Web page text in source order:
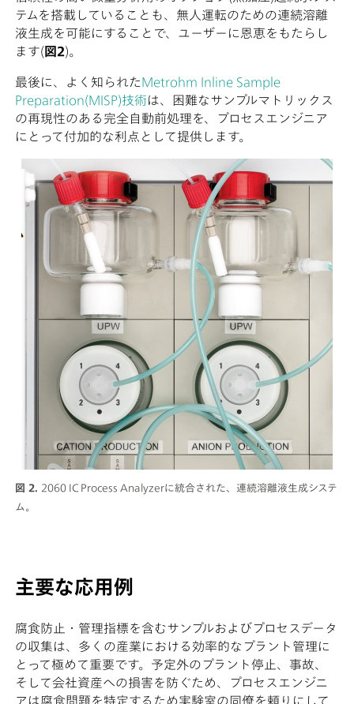
図 2. 2060 IC Process Analyzerに統合された、連続溶離液生成システ
ム。
テムを搭載していることも、無人運転のための連続溶離
液生成を可能にすることで、ユーザーに恩恵をもたらし
ます( 図2)。
最後に、よく知られた Metrohm Inline Sample
Preparation(MISP)技術は、困難なサンプルマトリックス
の再現性のある完全自動前処理を、プロセスエンジニア
にとって付加的な利点として提供します。
主要な応用例
腐食防止・管理指標を含むサンプルおよびプロセスデータ
の収集は、多くの産業における効率的なプラント管理に
とって極めて重要です。予定外のプラント停止、事故、
そして会社資産への損害を防ぐため、プロセスエンジニ
アは腐食問題を特定するため実験室の同僚を頼りにして